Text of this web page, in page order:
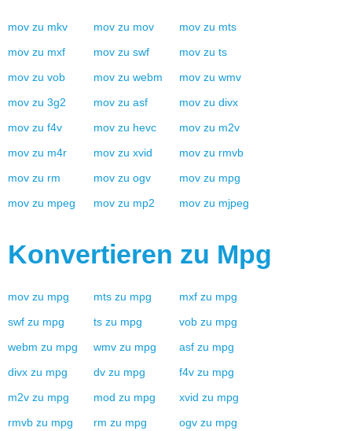
mov zu mkv mov zu mov mov zu mts
mov zu mxf mov zu swf mov zu ts
mov zu vob mov zu webm mov zu wmv
mov zu 3g2 mov zu asf mov zu divx
mov zu f4v mov zu hevc mov zu m2v
mov zu m4r mov zu xvid mov zu rmvb
mov zu rm mov zu ogv mov zu mpg
mov zu mpeg mov zu mp2 mov zu mjpeg
Konvertieren zu Mpg
mov zu mpg mts zu mpg mxf zu mpg
swf zu mpg ts zu mpg vob zu mpg
webm zu mpg wmv zu mpg asf zu mpg
divx zu mpg dv zu mpg f4v zu mpg
m2v zu mpg mod zu mpg xvid zu mpg
rmvb zu mpg rm zu mpg ogv zu mpg